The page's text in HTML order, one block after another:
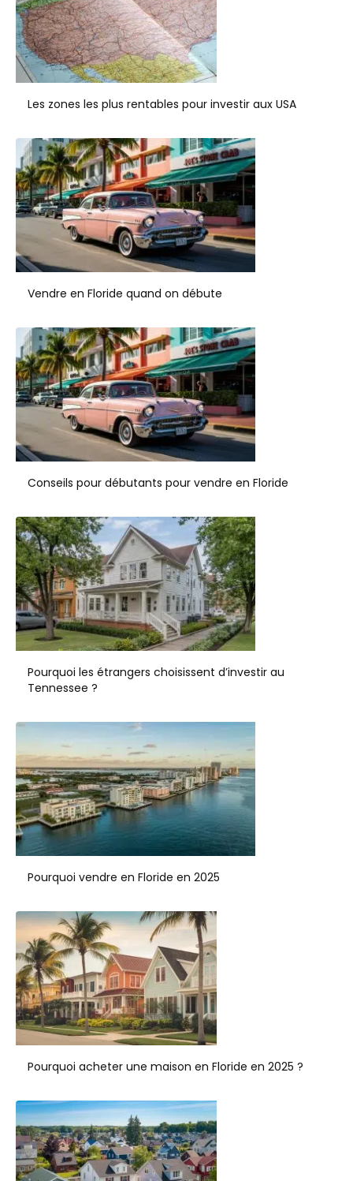
Les zones les plus rentables pour investir aux USA
Vendre en Floride quand on débute
Conseils pour débutants pour vendre en Floride
Pourquoi les étrangers choisissent d’investir au
Tennessee ?
Pourquoi vendre en Floride en 2025
Pourquoi acheter une maison en Floride en 2025 ?